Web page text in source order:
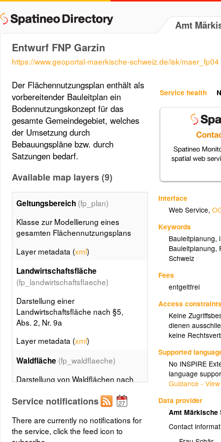
Amt
Entwurf FNP Garzin
https://www.geoportal-maerkische-schweiz.de/isk/maer_fp04
Service health
Interface
Web Service,
Keywords
Bauleitplanung,
Bauleitplanung,
Schweiz
Fees
entgeltfrei
Access
Keine
dienen
keine
Supported
No INSPIRE
language
Guidance -
Data provider
Amt
Contact
Der Flächennutzungsplan enthält als
vorbereitender Bauleitplan ein
Bodennutzungskonzept für das
gesamte Gemeindegebiet, welches
der Umsetzung durch
Bebauungspläne bzw. durch
Satzungen bedarf.
Available map layers (9)
Geltungsbereich (fp_plan)
Klasse zur Modellierung eines
gesamten Flächennutzungsplans
Layer metadata (xml)
Landwirtschaftsfläche
(fp_landwirtschaftsflaeche)
Darstellung einer
Landwirtschaftsfläche nach §5,
Abs. 2, Nr. 9a
Layer metadata (xml)
Waldfläche (fp_waldflaeche)
Darstellung von Waldflächen nach
nachrichtliche Übernahme einer
Landeswaldgesetz (§5, Abs. 4
BauGB)
Service notifications
There are currently no notifications for
the service, click the feed icon to